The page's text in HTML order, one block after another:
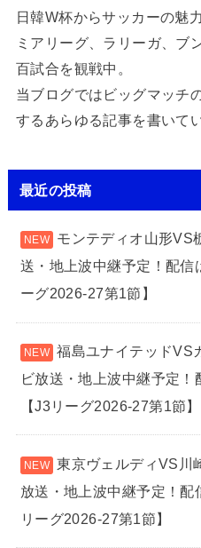
日韓W杯からサッカーの魅
ミアリーグ、ラリーガ、ブ
百試合を観戦中。
当ブログではビッグマッチ
するあらゆる記事を書いて
最近の投稿
モンテディオ山形VS
送・地上波中継予定！配信
ーグ2026-27第1節】
福島ユナイテッドVS
ビ放送・地上波中継予定！
【J3リーグ2026-27第1節】
東京ヴェルディVS川
放送・地上波中継予定！配
リーグ2026-27第1節】